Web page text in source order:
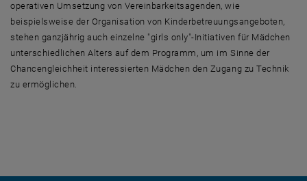
operativen Umsetzung von Vereinbarkeitsagenden, wie
beispielsweise der Organisation von Kinderbetreuungsangeboten,
stehen ganzjährig auch einzelne "girls only"-Initiativen für Mädchen
unterschiedlichen Alters auf dem Programm, um im Sinne der
Chancengleichheit interessierten Mädchen den Zugang zu Technik
zu ermöglichen.